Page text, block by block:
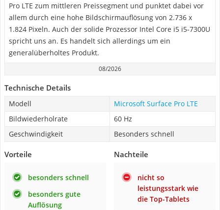
Pro LTE zum mittleren Preissegment und punktet dabei vor
allem durch eine hohe Bildschirmauflösung von 2.736 x
1.824 Pixeln. Auch der solide Prozessor Intel Core i5 i5-7300U
spricht uns an. Es handelt sich allerdings um ein
generalüberholtes Produkt.
08/2026
Technische Details
Modell
‎Microsoft Surface Pro LTE
Bildwiederholrate
60 Hz
Geschwindigkeit
Besonders schnell
Vorteile
besonders schnell
besonders gute
Auflösung
Nachteile
nicht so
leistungsstark wie
die Top-Tablets